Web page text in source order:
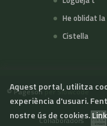
He oblidat
Cistella
©Pagesonper Slowcode
Col·laboradors
Aquest portal, utilitza
experiència d'usuari.
nostre ús de cookies.